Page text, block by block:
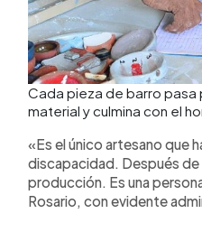
Cada pieza de barro pasa
material y culmina con el
«Es el único artesano que
discapacidad. Después de
producción. Es una
Rosario, con evidente